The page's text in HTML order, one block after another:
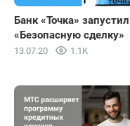
Банк «Точка» запустил
«Безопасную сделку»
13.07.20 1.1K